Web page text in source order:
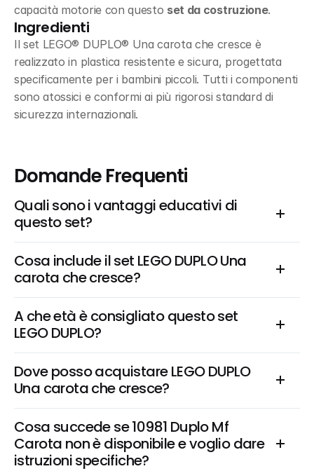
capacità motorie con questo set da costruzione.
Ingredienti
Il set LEGO® DUPLO® Una carota che cresce è
realizzato in plastica resistente e sicura, progettata
specificamente per i bambini piccoli. Tutti i componenti
sono atossici e conformi ai più rigorosi standard di
sicurezza internazionali.
Domande Frequenti
Quali sono i vantaggi educativi di
questo set?
Cosa include il set LEGO DUPLO Una
carota che cresce?
A che età è consigliato questo set
LEGO DUPLO?
Dove posso acquistare LEGO DUPLO
Una carota che cresce?
Cosa succede se 10981 Duplo Mf
Carota non è disponibile e voglio dare
istruzioni specifiche?